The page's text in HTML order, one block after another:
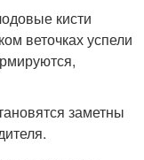
кисти
веточках успели
заметны